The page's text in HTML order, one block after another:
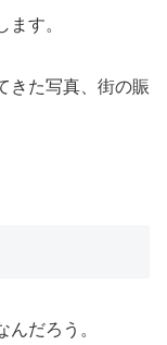
す。
きた写真、街の賑
だろう。